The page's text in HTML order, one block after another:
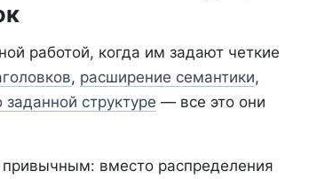
работой, когда им задают четкие
, расширение семантики,
заданной структуре — все это они
вместо распределения